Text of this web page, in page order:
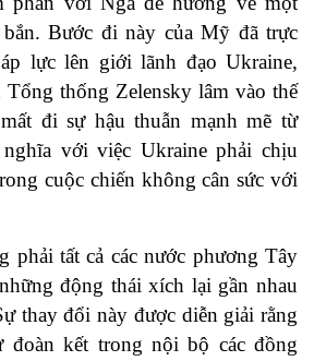
Bước đi này của Mỹ đã trực
lực lên giới lãnh đạo Ukraine,
thống Zelensky lâm vào thế
đi sự hậu thuẫn mạnh mẽ từ
với việc Ukraine phải chịu
cuộc chiến không cân sức với
phải tất cả các nước phương Tây
động thái xích lại gần nhau
thay đổi này được diễn giải rằng
đoàn kết trong nội bộ các đồng